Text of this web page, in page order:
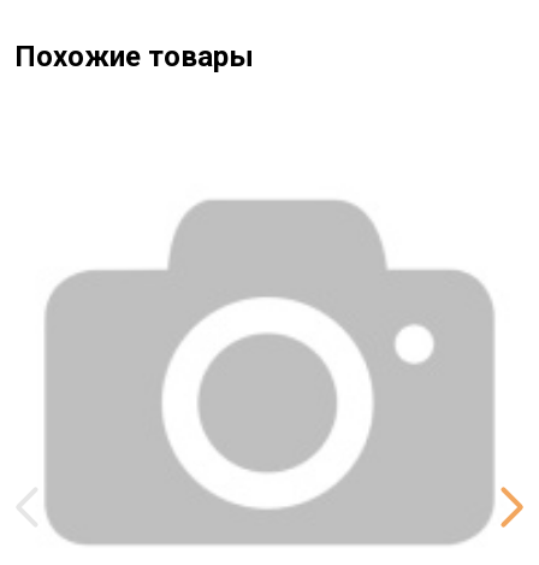
огрубевшую кожу. Содержит 25 экстрактов
Лосьон для тела Jmela in France - это слабокислый
продукт, который увлажняет мягкую сухую кожу,
создавая гладкую кожу тела. Обладает рН 5,0〜6,0,
аналогичный кислотности здоровой кожи, делает вашу
кожу комфортной без необходимости ежедневного
Похожие товары